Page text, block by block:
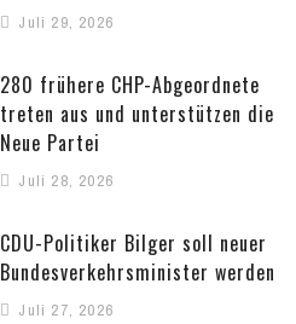
Juli 29, 2026
280 frühere CHP-Abgeordnete
treten aus und unterstützen die
Neue Partei
Juli 28, 2026
CDU-Politiker Bilger soll neuer
Bundesverkehrsminister werden
Juli 27, 2026